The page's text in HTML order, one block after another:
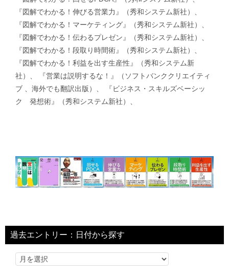
『図解でわかる！伸びる営業力』（秀和システム新社）、
『図解でわかる！マーケティング』（秀和システム新社）、
『図解でわかる！伝わるプレゼン』（秀和システム新社）、
『図解でわかる！段取り時間術』（秀和システム新社）、
『図解でわかる！利益を出す生産性』（秀和システム新
社）、 『営業は説明するな！』（ソフトバンククリエイティ
ブ 、海外でも翻訳出版）、 『ビジネス・スキルズベーシッ
ク 発想術』（秀和システム新社）、
過去エントリー：日付から探す